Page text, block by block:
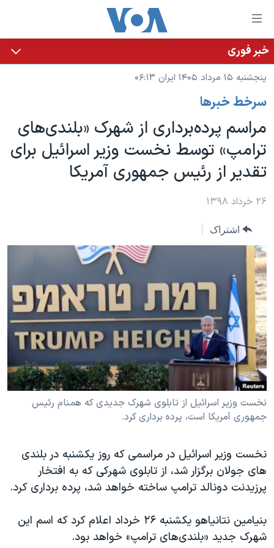
لینکهای
قابل
دسترسی
جهش
محتوای
اصلی
جهش
به
صفحه
جهش
خانه
نسخه سبک وب‌سایت
موضوع ها
ایران
آمریکا
جهان
ورزشی
ویدیوها
فرهنگ و زندگی
حقوق شهروندی
اقتصادی
علم و فناوری
اسرائیل در جنگ
آرشیو پخش زنده
برنامه های تلویزیونی
جدول برنامه ها
صفحه‌های ویژه
جام جهانی ۲۰۲۶
بایگانی برنامه‌های تلویزیونی
مستندها
انتخابات ریاست جمهوری آمریکا ۲۰۲۴
حمله جمهوری اسلامی به اسرائیل
رمز مهسا
ورزش زنان در ایران
مجموعه مستندهای دادخواهی
دادگاه حمید نوری
چهل سال گروگان‌گیری
اعتراضات مردمی آبان ۹۸
فرکانس‌های صدای آمریکا
یادگیری زبان انگلیسی
دنبال کنید
زبانهای مختلف
خبر فوری
پنجشنبه ۱۵ مرداد ۱۴۰۵ ایران ۰۶:۱۳
سرخط خبرها
مراسم پرده‌برداری از شهرک «بلندی‌های
ترامپ» توسط نخست وزیر اسرائیل برای
تقدیر از رئیس جمهوری آمریکا
۲۶ خرداد ۱۳۹۸
اشتراک
نخست وزیر اسرائیل از تابلوی شهرک جدیدی که همنام رئیس
جمهوری آمریکا است، پرده برداری کرد.
نخست وزیر اسرائیل در مراسمی که روز یکشنبه در بلندی
های جولان برگزار شد، از تابلوی شهرکی که به افتخار
پرزیدنت دونالد ترامپ ساخته خواهد شد، پرده برداری کرد.
بنیامین نتانیاهو یکشنبه ۲۶ خرداد اعلام کرد که اسم این
شهرک جدید «بلندی‌های ترامپ» خواهد بود.